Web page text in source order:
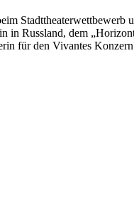
Russland, dem
für den Vivantes